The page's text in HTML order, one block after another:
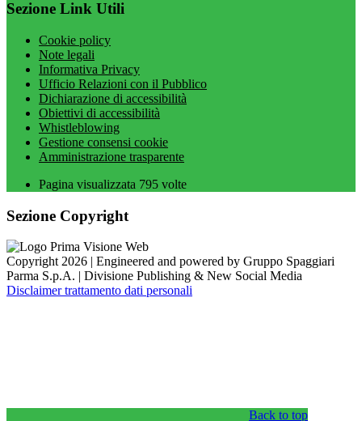
Sezione Link Utili
Cookie policy
Note legali
Informativa Privacy
Ufficio Relazioni con il Pubblico
Dichiarazione di accessibilità
Obiettivi di accessibilità
Whistleblowing
Gestione consensi cookie
Amministrazione trasparente
Pagina visualizzata 795 volte
Sezione Copyright
Copyright 2026 | Engineered and powered by Gruppo Spaggiari
Parma S.p.A. | Divisione Publishing & New Social Media
Disclaimer trattamento dati personali
Back to top